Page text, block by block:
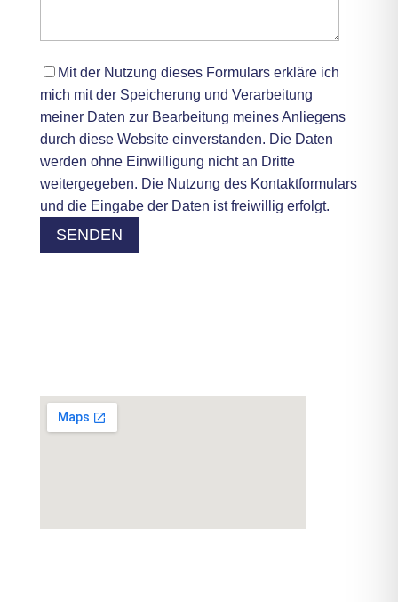
Mit der Nutzung dieses Formulars erkläre ich
mich mit der Speicherung und Verarbeitung
meiner Daten zur Bearbeitung meines Anliegens
durch diese Website einverstanden. Die Daten
werden ohne Einwilligung nicht an Dritte
weitergegeben. Die Nutzung des Kontaktformulars
und die Eingabe der Daten ist freiwillig erfolgt.
SENDEN